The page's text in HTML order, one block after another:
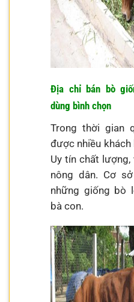
Địa chỉ bán bò
dùng bình chọn
Trong thời gian
được nhiều khách
Uy tín chất
nông dân. Cơ
những giống bò
bà con.